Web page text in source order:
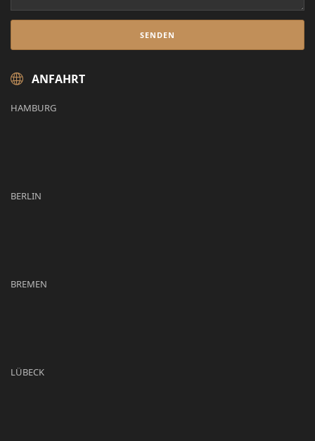
ANFAHRT
HAMBURG
BERLIN
BREMEN
LÜBECK